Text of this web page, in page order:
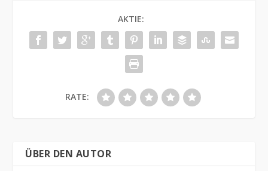
AKTIE:
RATE:
ÜBER DEN AUTOR